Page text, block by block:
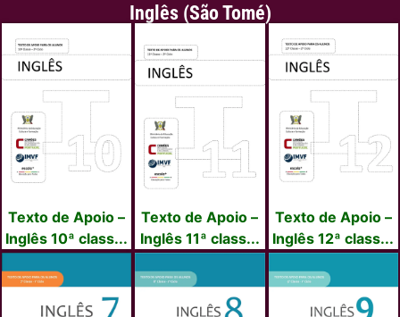
Inglês (São Tomé)
Texto de Apoio –
Inglês 10ª class...
Texto de Apoio –
Inglês 11ª class...
Texto de Apoio –
Inglês 12ª class...